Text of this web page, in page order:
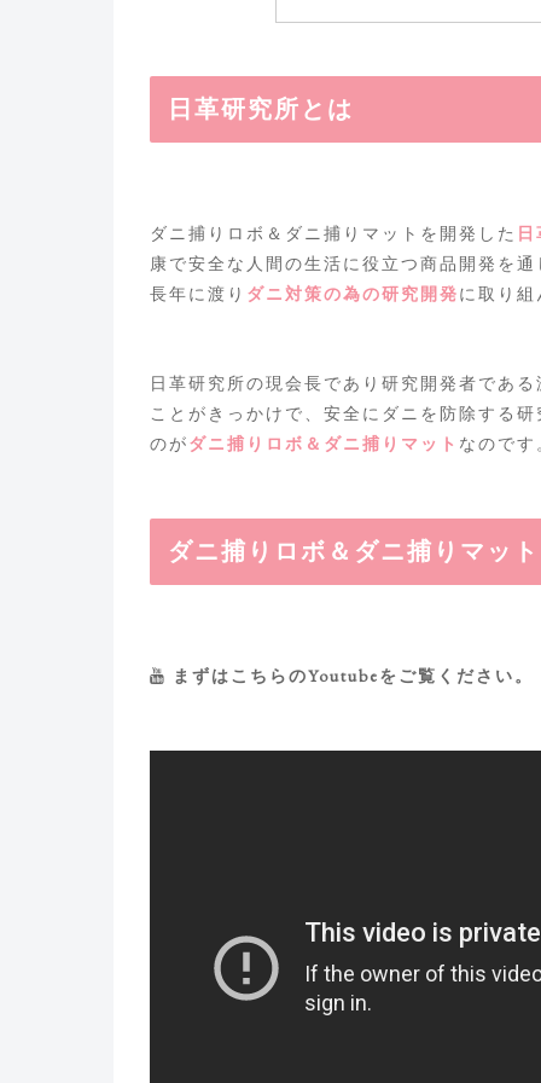
日革研究所とは
ダニ捕りロボ＆ダニ捕りマットを開発した
康で安全な人間の生活に役立つ商品開発を
長年に渡り ダニ対策の為の研究開発に取り
日革研究所の現会長であり研究開発者であ
ことがきっかけで、安全にダニを防除する
のがダニ捕りロボ＆ダニ捕りマット なのです
ダニ捕りロボ＆ダニ捕りマッ
まずはこちらのYoutubeをご覧ください。